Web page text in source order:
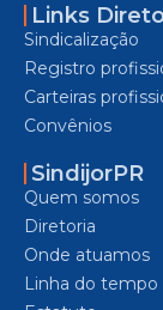
Links
Sindicalização
Registro
Carteiras
Convênios
SindijorPR
Quem somos
Diretoria
Onde atuamos
Linha do tempo